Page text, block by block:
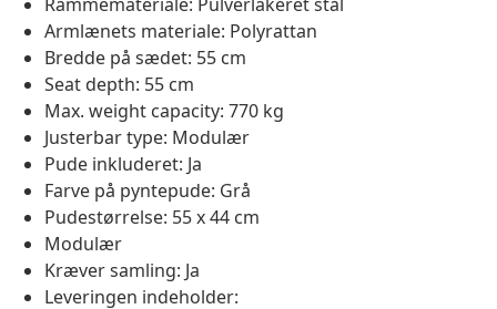
Armlænets materiale: Polyrattan
Bredde på sædet: 55 cm
Seat depth: 55 cm
Max. weight capacity: 770 kg
Justerbar type: Modulær
Pude inkluderet: Ja
Farve på pyntepude: Grå
Pudestørrelse: 55 x 44 cm
Modulær
Kræver samling: Ja
Leveringen indeholder: